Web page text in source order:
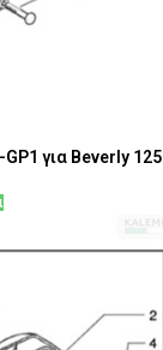
για Beverly 125